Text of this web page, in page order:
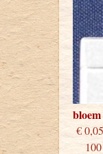
100